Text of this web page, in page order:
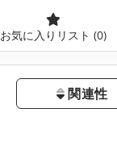
お気に入りリスト (0)
関連性